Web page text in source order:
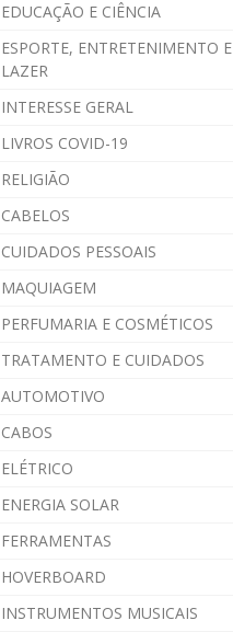
EDUCAÇÃO E CIÊNCIA
ESPORTE, ENTRETENIMENTO E
LAZER
INTERESSE GERAL
LIVROS COVID-19
RELIGIÃO
CABELOS
CUIDADOS PESSOAIS
MAQUIAGEM
PERFUMARIA E COSMÉTICOS
TRATAMENTO E CUIDADOS
AUTOMOTIVO
CABOS
ELÉTRICO
ENERGIA SOLAR
FERRAMENTAS
HOVERBOARD
INSTRUMENTOS MUSICAIS